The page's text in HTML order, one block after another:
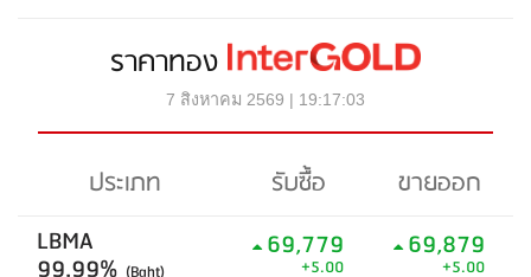
ราคาทอง
7 สิงหาคม 2569 | 19:17:03
ประเภท รับซื้อ
ขายออก
LBMA
69,779
+5.00
69,879
+5.00